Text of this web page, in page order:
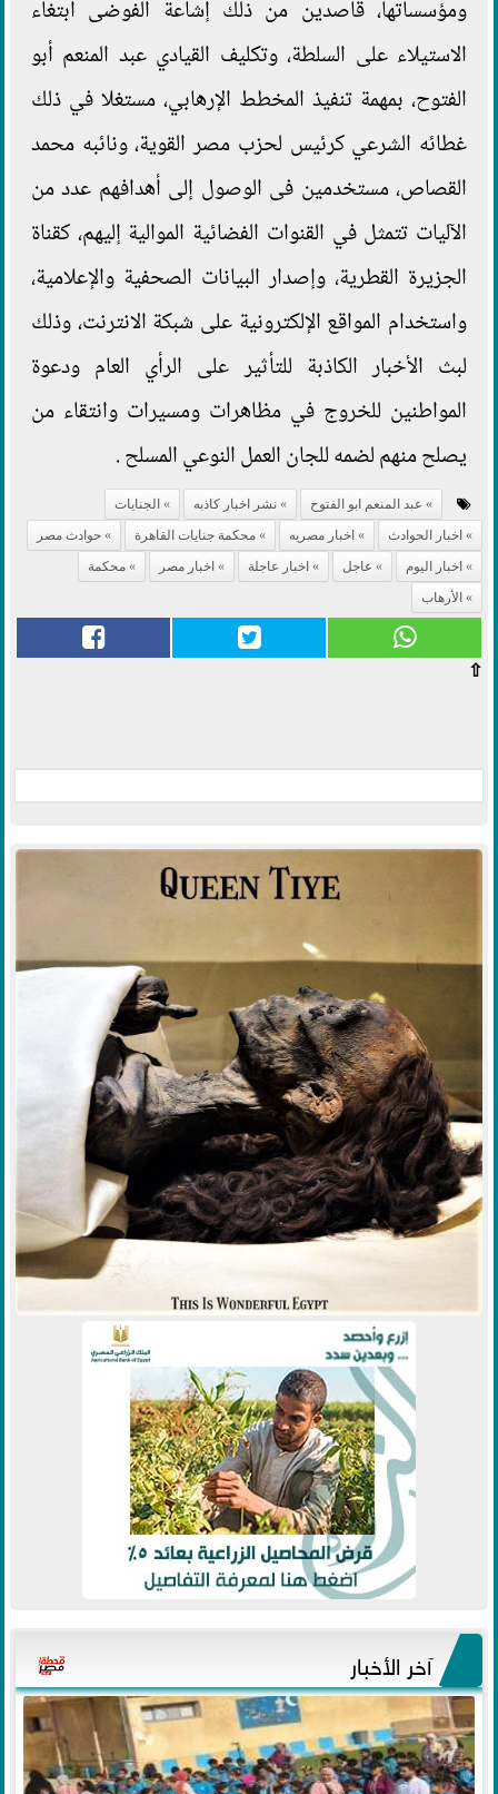
ومؤسساتها، قاصدين من ذلك إشاعة الفوضى ابتغاء
الاستيلاء على السلطة، وتكليف القيادي عبد المنعم أبو
الفتوح، بمهمة تنفيذ المخطط الإرهابي، مستغلا في ذلك
غطائه الشرعي كرئيس لحزب مصر القوية، ونائبه محمد
القصاص، مستخدمين فى الوصول إلى أهدافهم عدد من
الآليات تتمثل في القنوات الفضائية الموالية إليهم، كقناة
الجزيرة القطرية، وإصدار البيانات الصحفية والإعلامية،
واستخدام المواقع الإلكترونية على شبكة الانترنت، وذلك
لبث الأخبار الكاذبة للتأثير على الرأي العام ودعوة
المواطنين للخروج في مظاهرات ومسيرات وانتقاء من
يصلح منهم لضمه للجان العمل النوعي المسلح .
عبد المنعم ابو الفتوح نشر اخبار كاذبه
الجنايات
اخبار الحوادث
اخبار مصريه محكمة جنايات القاهرة
حوادث مصر
اخبار اليوم
عاجل اخبار عاجلة اخبار مصر
محكمة
الأرهاب
⇧
آخر الأخبار